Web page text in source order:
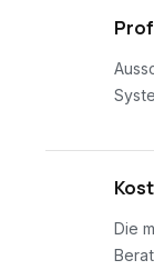
Die